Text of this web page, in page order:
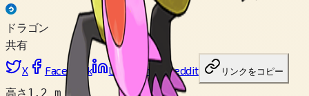
ドラゴン
共有
X
Facebook LinkedIn Reddit リンクをコピー
高さ 1.2 m